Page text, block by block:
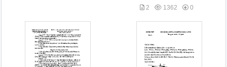
2 1362 0